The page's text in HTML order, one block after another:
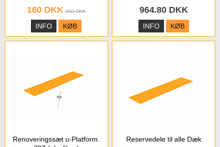
160 DKK 160 DKK
INFO KØB
964.80 DKK
INFO KØB
Renoveringssæt u-Platform.
Reservedele til alle Dæk